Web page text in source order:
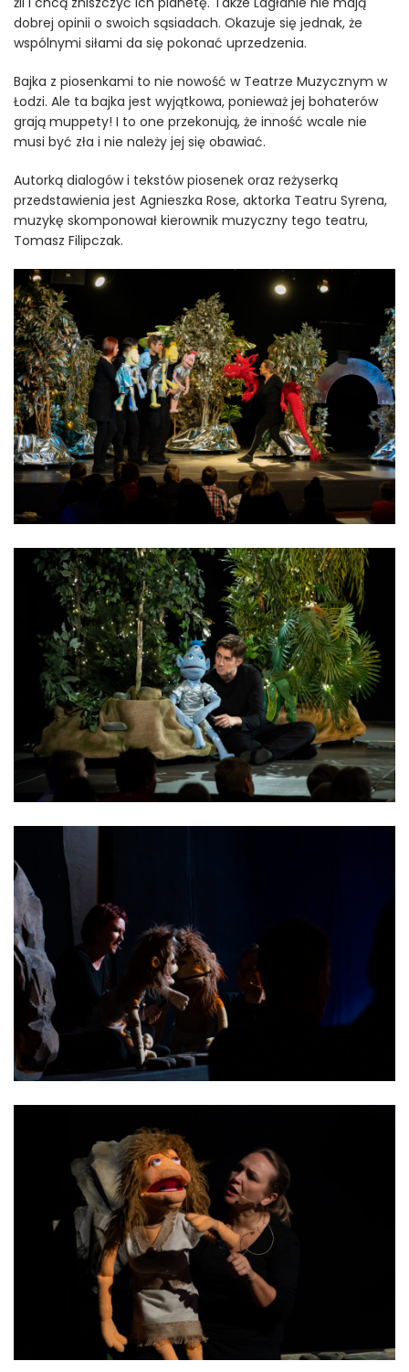
dobrej opinii o swoich sąsiadach. Okazuje się jednak, że
wspólnymi siłami da się pokonać uprzedzenia.
Bajka z piosenkami to nie nowość w Teatrze Muzycznym w
Łodzi. Ale ta bajka jest wyjątkowa, ponieważ jej bohaterów
grają muppety! I to one przekonują, że inność wcale nie
musi być zła i nie należy jej się obawiać.
Autorką dialogów i tekstów piosenek oraz reżyserką
przedstawienia jest Agnieszka Rose, aktorka Teatru Syrena,
muzykę skomponował kierownik muzyczny tego teatru,
Tomasz Filipczak.